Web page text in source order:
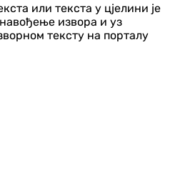
или текста у цјелини је
извора и уз
тексту на порталу